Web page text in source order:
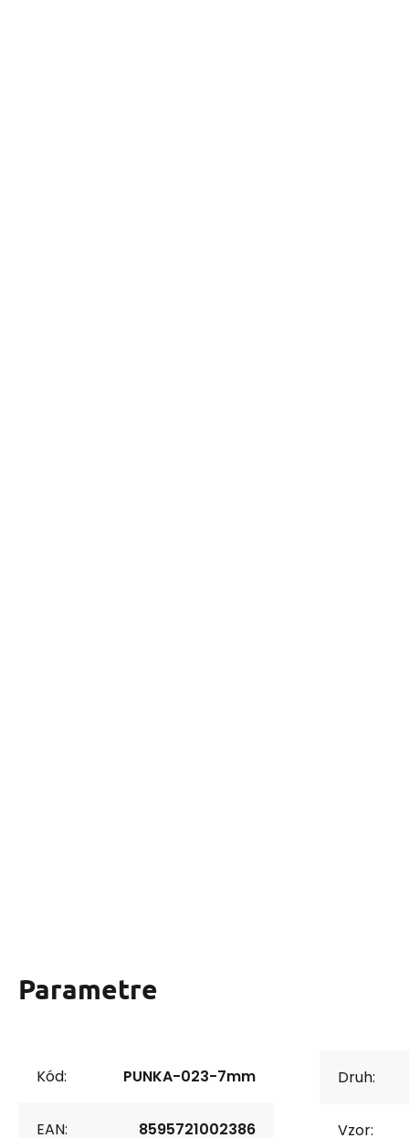
Parametre
Kód: PUNKA-023-7mm
EAN: 8595721002386
Druh:
Vzor: